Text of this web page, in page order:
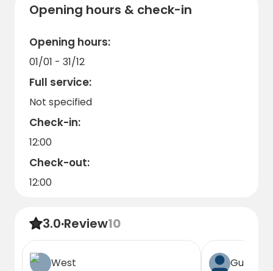
Opening hours & check-in
Opening hours:
01/01 - 31/12
Full service:
Not specified
Check-in:
12:00
Check-out:
12:00
3.0·Review10
West Guest